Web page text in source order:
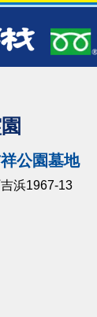
公園墓地
浜1967-13